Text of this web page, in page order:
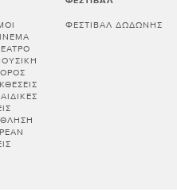
ΦΕΣΤΙΒΆΛ ΔΩΔΏΝΗΣ